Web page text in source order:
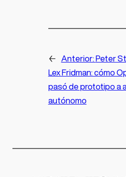
← Anterior:Peter
Lex Fridman: cómo
pasó de prototipo a
autónomo